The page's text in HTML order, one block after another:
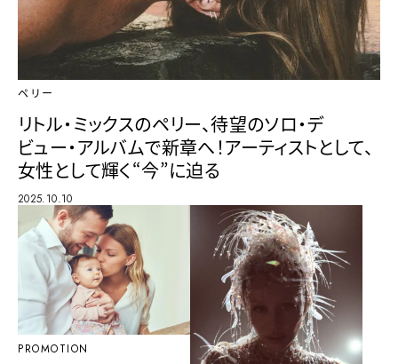
ペリー
リトル・ミックスのペリー、待望のソロ・デ
ビュー・アルバムで新章へ！アーティストとして、
女性として輝く“今”に迫る
2025.10.10
PROMOTION